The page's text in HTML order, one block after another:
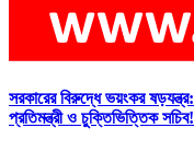
সরকারের বিরুদ্ধে ভয়ংকর ষড়যন্ত্র:
প্রতিমন্ত্রী ও চুক্তিভিত্তিক সচিব!